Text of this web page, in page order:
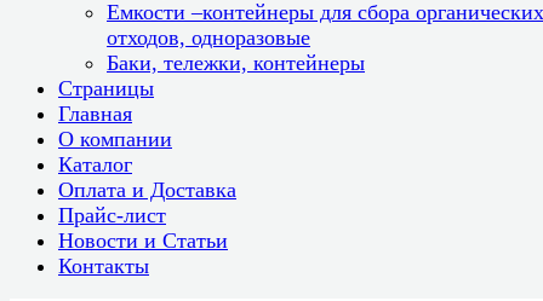
Емкости –контейнеры для сбора органических
отходов, одноразовые
Баки, тележки, контейнеры
Страницы
Главная
О компании
Каталог
Оплата и Доставка
Прайс-лист
Новости и Статьи
Контакты